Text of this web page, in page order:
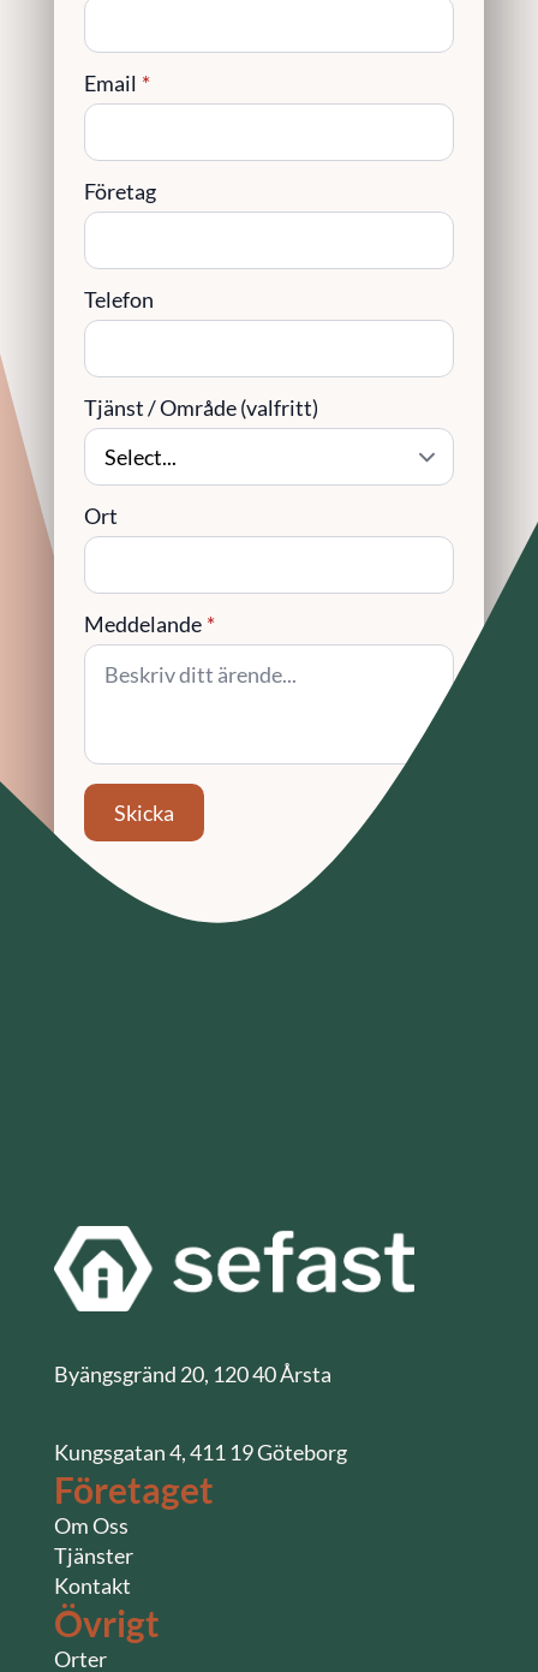
Email *
Företag
Telefon
Tjänst / Område (valfritt)
Ort
Meddelande *
Skicka
Byängsgränd 20, 120 40 Årsta
Kungsgatan 4, 411 19 Göteborg
Företaget
Om Oss
Tjänster
Kontakt
Övrigt
Orter